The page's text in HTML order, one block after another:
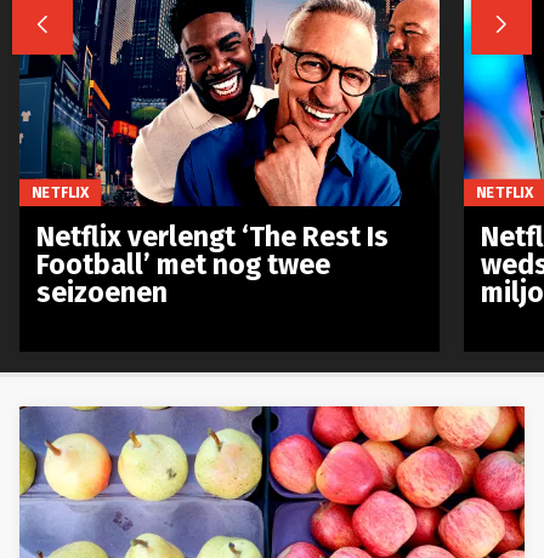
 
NETFLIX
Netflix verlengt ‘The Rest Is
Football’ met nog twee
seizoenen
NETFLIX